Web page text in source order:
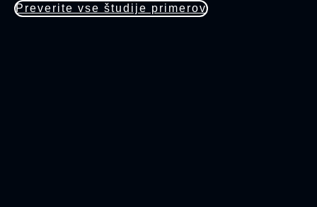
Preverite vse študije primerov